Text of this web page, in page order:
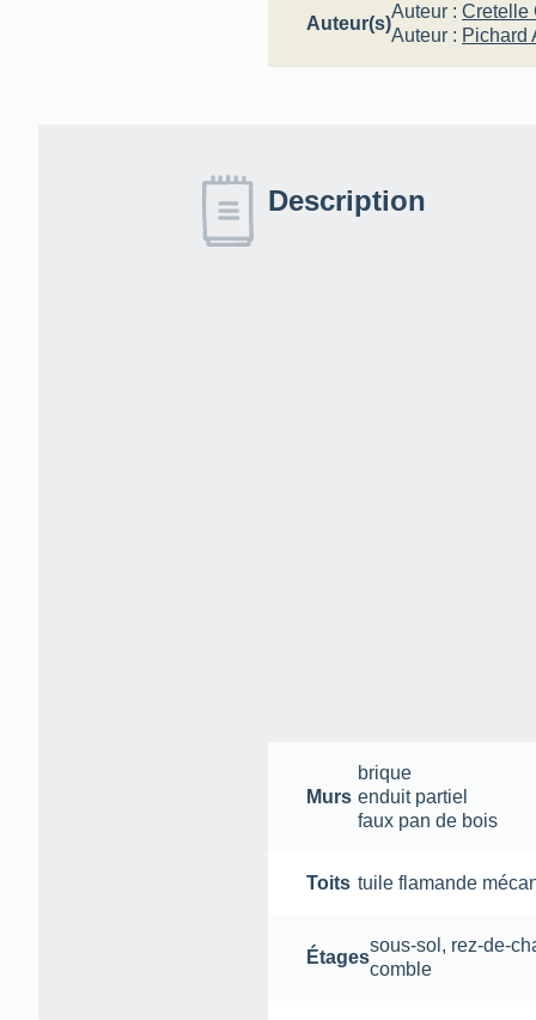
Auteur(s)
Auteur : Cretelle
Auteur : Pichard
Description
Murs
brique
enduit partiel
faux pan de bois
Toits tuile flamande
Étages
sous-sol , rez-de-
comble